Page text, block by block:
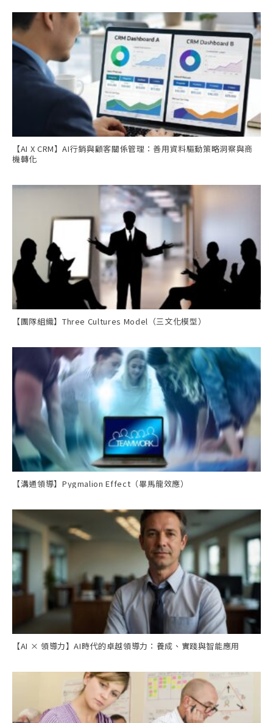
【AI X CRM】AI行銷與顧客關係管理：善用資料驅動策略洞察與商
機轉化
【團隊組織】Three Cultures Model（三文化模型）
【溝通領導】Pygmalion Effect（畢馬龍效應）
【AI × 領導力】AI時代的卓越領導力：養成、實踐與智能應用